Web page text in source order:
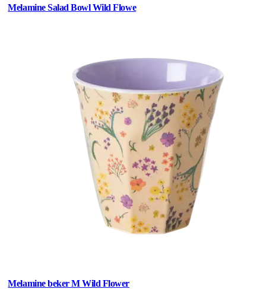
Melamine Salad Bowl Wild Flowe
Melamine beker M Wild Flower